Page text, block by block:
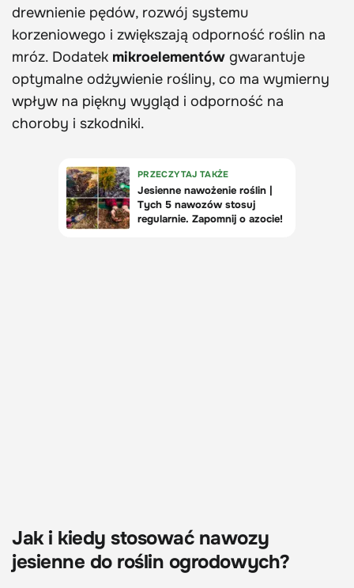
drewnienie pędów, rozwój systemu
korzeniowego i zwiększają odporność roślin na
mróz. Dodatek mikroelementów gwarantuje
optymalne odżywienie rośliny, co ma wymierny
wpływ na piękny wygląd i odporność na
choroby i szkodniki.
Jak i kiedy stosować nawozy
jesienne do roślin ogrodowych?